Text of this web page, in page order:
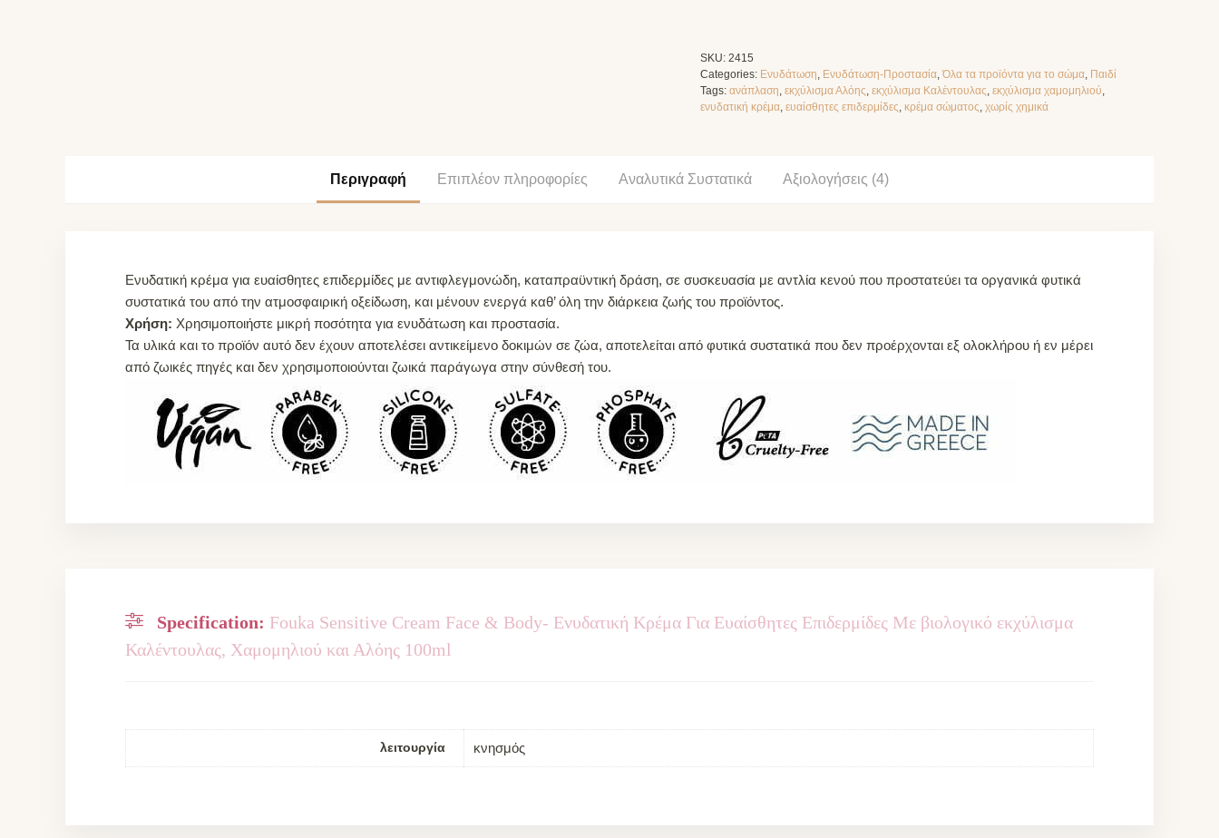
SKU: 2415
Categories: Ενυδάτωση, Ενυδάτωση-Προστασία,Όλα τα προϊόντα για το σώμα, Παιδί
Tags: ανάπλαση, εκχύλισμα Αλόης, εκχύλισμα Καλέντουλας, εκχύλισμα χαμομηλιού,
ενυδατική κρέμα, ευαίσθητες επιδερμίδες, κρέμα σώματος, χωρίς χημικά
Περιγραφή Επιπλέον πληροφορίες Αναλυτικά Συστατικά Αξιολογήσεις (4)
Ενυδατική κρέμα για ευαίσθητες επιδερμίδες με αντιφλεγμονώδη, καταπραϋντική δράση, σε συσκευασία με αντλία κενού που προστατεύει τα οργανικά φυτικά
συστατικά του από την ατμοσφαιρική οξείδωση, και μένουν ενεργά καθ’ όλη την διάρκεια ζωής του προϊόντος.
Χρήση: Χρησιμοποιήστε μικρή ποσότητα για ενυδάτωση και προστασία.
Τα υλικά και το προϊόν αυτό δεν έχουν αποτελέσει αντικείμενο δοκιμών σε ζώα, αποτελείται από φυτικά συστατικά που δεν προέρχονται εξ ολοκλήρου ή εν μέρει
από ζωικές πηγές και δεν χρησιμοποιούνται ζωικά παράγωγα στην σύνθεσή του.
Specification: Fouka Sensitive Cream Face & Body- Ενυδατική Κρέμα Για Ευαίσθητες Επιδερμίδες Με βιολογικό εκχύλισμα
Καλέντουλας, Χαμομηλιού και Αλόης 100ml
λειτουργία κνησμός